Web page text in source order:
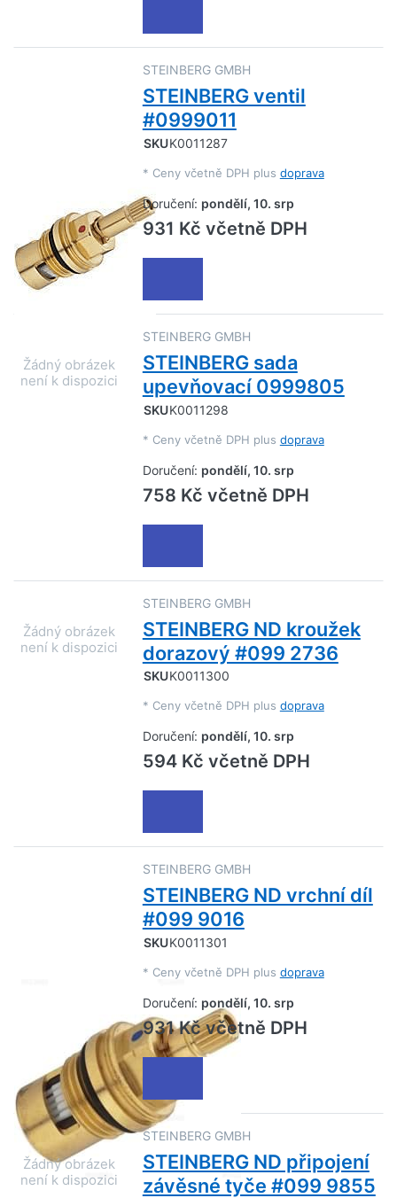
STEINBERG GMBH
STEINBERG ventil
#0999011
SKUK0011287
* Ceny včetně DPH plus doprava
Doručení: pondělí, 10. srp
931 Kč včetně DPH
STEINBERG GMBH
STEINBERG sada
upevňovací 0999805
SKUK0011298
* Ceny včetně DPH plus doprava
Doručení: pondělí, 10. srp
758 Kč včetně DPH
STEINBERG GMBH
STEINBERG ND kroužek
dorazový #099 2736
SKUK0011300
* Ceny včetně DPH plus doprava
Doručení: pondělí, 10. srp
594 Kč včetně DPH
STEINBERG GMBH
STEINBERG ND vrchní díl
#099 9016
SKUK0011301
* Ceny včetně DPH plus doprava
Doručení: pondělí, 10. srp
931 Kč včetně DPH
STEINBERG GMBH
STEINBERG ND připojení
závěsné tyče #099 9855